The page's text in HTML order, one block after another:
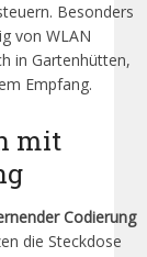
Besonders
von WLAN
in Gartenhütten,
Empfang.
mit
Codierung
die Steckdose